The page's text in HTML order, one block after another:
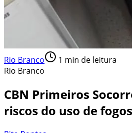
Rio Branco 1 min de leitura
Rio Branco
CBN Primeiros
riscos do uso de